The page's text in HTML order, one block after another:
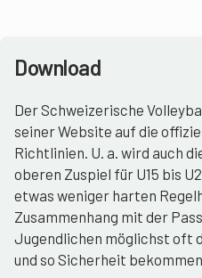
Download
Der Schweizerische
seiner Website auf die
Richtlinien. U. a. wird auch
oberen Zuspiel für U15 bis
etwas weniger harten
Zusammenhang mit der
Jugendlichen möglichst oft
und so Sicherheit bekommen.